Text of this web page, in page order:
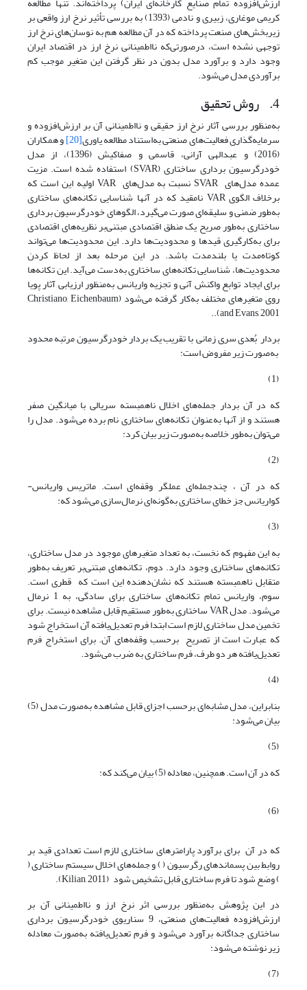
کریمی موغاری، زبیری و نادمی (1393) به بررسی تأثیر نرخ ارز واقعی بر
زیربخش‌های صنعت پرداخته که در آن مطالعه هم به نوسان‌های نرخ ارز
توجهی نشده است، در‌صورتی‌که نااطمینانی نرخ ارز در اقتصاد ایران
وجود دارد و برآورد مدل بدون در نظر گرفتن این متغیر موجب کم
برآوردی مدل می‌شود.
4. روش تحقیق
به‌منظور بررسی آثار نرخ ارز حقیقی و نااطمینانی آن بر ارزش‌افزوده و
سرمایه‌گذاری فعالیت‌های صنعتی به‌استناد مطالعه یاوری[20] و همکاران
(2016) و عبدالهی آرانی، قاسمی و صفاکیش (1396)، از مدل
خودرگرسیون برداری ساختاری (SVAR) استفاده شده ‌است. مزیت
عمده مدل‌های SVAR نسبت به مدل‌های VAR اولیه این است که
برخلاف الگوی VAR نامقید که در آنها شناسایی تکانه‌های ساختاری
به‌طور ضمنی و سلیقه‌ای صورت ‌می‌گیرد، الگوهای خودرگرسیون برداری
ساختاری به‌طور صریح یک منطق اقتصادی مبتنی‌بر نظریه‌های اقتصادی
برای به‌کارگیری قیدها و محدودیت‌ها دارد. این محدودیت‌ها می‌تواند
کوتاه‌مدت یا بلندمدت باشد. در این مرحله بعد از لحاظ کردن
محدودیت‌ها، شناسایی تکانه‌های ساختاری به‌دست می‌آید. این تکانه‌ها
برای ایجاد توابع واکنش آنی و تجزیه واریانس به‌منظور ارزیابی آثار پویا
روی متغیرهای مختلف به‌کار گرفته می‌شود (Christiano, Eichenbaum
and Evans, 2001)..
بردار بُعدی سری زمانی با تقریب یک بردار خودرگرسیون مرتبه محدود
به‌صورت زیر مفروض است:
(1)
که در آن بردار جمله‌های اخلال ناهمبسته سریالی با میانگین صفر
هستند و از آنها به‌عنوان تکانه‌های ساختاری نام برده می‌شود. مدل را
می‌توان به‌طور خلاصه به‌صورت زیر بیان کرد:
(2)
که در آن ، چندجمله‌ای عملگر وقفه‌ای است. ماتریس واریانس-
کواریانس جز خطای ساختاری به‌گونه‌ای نرمال‌سازی می‌شود که:
(3)
به این مفهوم که نخست، به تعداد متغیرهای موجود در مدل ساختاری،
تکانه‌های ساختاری وجود دارد. دوم، تکانه‌های مبتنی‌بر تعریف به‌طور
متقابل ناهمبسته هستند که نشان‌دهنده این است که قطری است.
سوم، واریانس تمام تکانه‌های ساختاری برای سادگی، به 1 نرمال
می‌شود. مدل VAR ساختاری به‌طور مستقیم قابل مشاهده نیست. برای
تخمین مدل ساختاری لازم است ابتدا فرم تعدیل‌یافته آن استخراج شود
که عبارت است از تصریح برحسب وقفه‌های آن. برای استخراج فرم
تعدیل‌یافته هر دو طرف، فرم ساختاری به ضرب می‌شود.
(4)
بنابراین، مدل مشابه‌ای برحسب اجزای قابل مشاهده به‌صورت مدل (5)
بیان می‌شود:
(5)
که در آن است. همچنین، معادله (5) بیان می‌کند که:
(6)
که در آن برای برآورد پارامترهای ساختاری لازم است تعدادی قید بر
روابط بین پسماندهای رگرسیون ( ) و جمله‌های اخلال سیستم ساختاری (
) وضع شود تا فرم ساختاری قابل تشخیص شود (Kilian, 2011).
در این پژوهش به‌منظور بررسی اثر نرخ ارز و نااطمینانی آن بر
ارزش‌افزوده فعالیت‌های صنعتی، 9 سناریوی خودرگرسیون برداری
ساختاری جداگانه برآورد می‌شود و فرم تعدیل‌یافته به‌صورت معادله
زیر نوشته می‌شود:
(7)